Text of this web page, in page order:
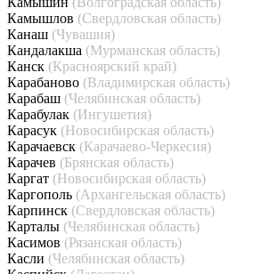
Камышлов (Свердловская область)
Канаш (Чувашия)
Кандалакша (Мурманская область)
Канск (Красноярский край)
Карабаново (Владимирская область)
Карабаш (Челябинская область)
Карабулак (Ингушетия)
Карасук (Новосибирская область)
Карачаевск (Карачаево-Черкесия)
Карачев (Брянская область)
Каргат (Новосибирская область)
Каргополь (Архангельская область)
Карпинск (Свердловская область)
Карталы (Челябинская область)
Касимов (Рязанская область)
Касли (Челябинская область)